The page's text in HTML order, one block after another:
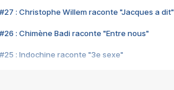
#27 : Christophe Willem raconte "Jacques a dit"
#26 : Chimène Badi raconte "Entre nous"
#25 : Indochine raconte "3e sexe"